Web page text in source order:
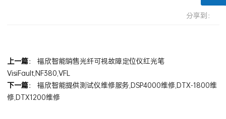
分享到：
上一篇： 福欣智能销售光纤可视故障定位仪红光笔
VisiFault,NF380,VFL
下一篇： 福欣智能提供测试仪维修服务,DSP4000维修,DTX-1800维
修,DTX1200维修